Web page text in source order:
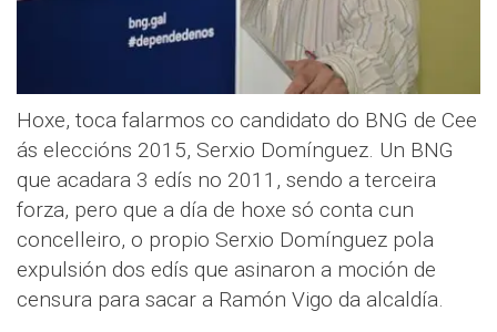
Hoxe, toca falarmos co candidato do BNG de Cee
ás eleccións 2015, Serxio Domínguez. Un BNG
que acadara 3 edís no 2011, sendo a terceira
forza, pero que a día de hoxe só conta cun
concelleiro, o propio Serxio Domínguez pola
expulsión dos edís que asinaron a moción de
censura para sacar a Ramón Vigo da alcaldía.